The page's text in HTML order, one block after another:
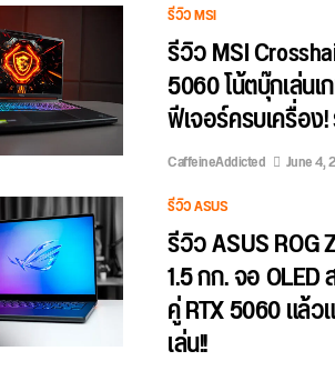
รีวิว MSI
รีวิว MSI
5060 โน้ตบุ๊กเล่น
ฟีเจอร์ครบเครื่อง
CaffeineAddicted
June 4,
รีวิว ASUS
รีวิว ASUS ROG
1.5 กก. จอ
คู่ RTX 5060 แล้
เล่น!!